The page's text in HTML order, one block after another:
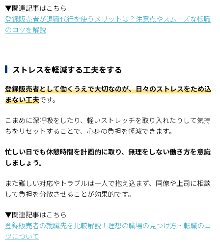
▼関連記事はこちら
登録販売者が退職代行を使うメリットは？注意点やスムーズな転職
のコツを解説
ストレスを軽減する工夫をする
登録販売者として働くうえで大切なのが、日々のストレスをため込
まない工夫です。
こまめに深呼吸をしたり、軽いストレッチを取り入れたりして気持
ちをリセットすることで、心身の負担を軽減できます。
忙しい日でも休憩時間を計画的に取り、無理をしない働き方を意識
しましょう。
また難しい対応やトラブルは一人で抱え込まず、同僚や上司に相談
して負担を分散させることが効果的です。
▼関連記事はこちら
登録販売者の就職先を比較解説！理想の職場の見つけ方・転職のコ
ツについて